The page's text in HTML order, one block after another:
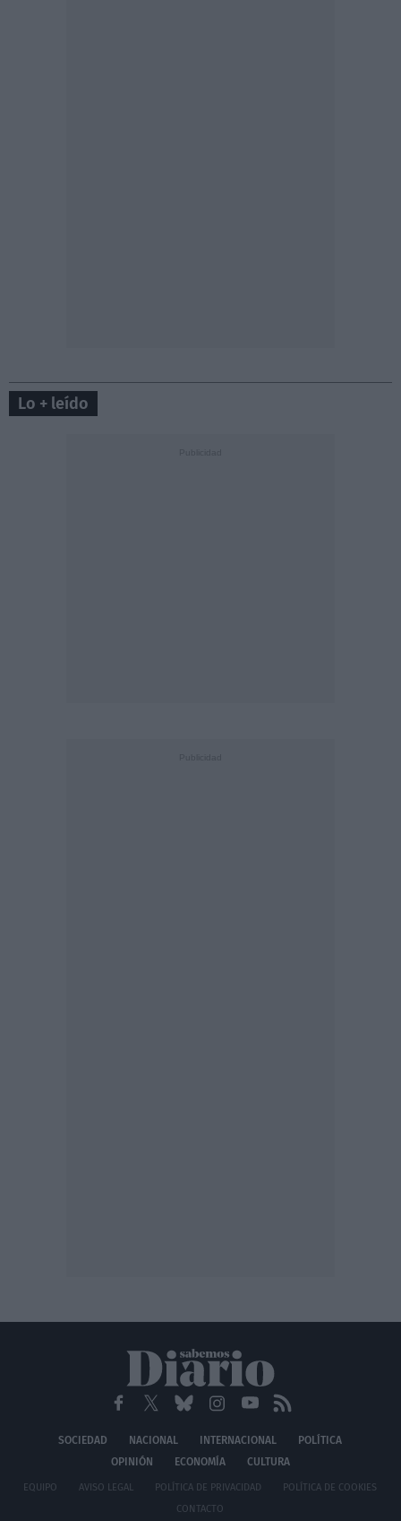
Lo + leído
SOCIEDAD NACIONAL INTERNACIONAL
POLÍTICA
OPINIÓN
ECONOMÍA CULTURA
EQUIPO AVISO LEGAL POLÍTICA DE PRIVACIDAD
POLÍTICA DE COOKIES
CONTACTO